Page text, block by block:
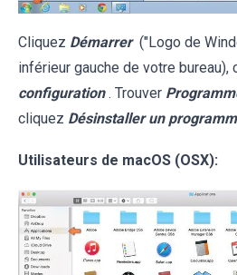
Cliquez Démarrer ("Logo de
inférieur gauche de votre
configuration . Trouver
cliquez Désinstaller un
Utilisateurs de macOS (OSX):